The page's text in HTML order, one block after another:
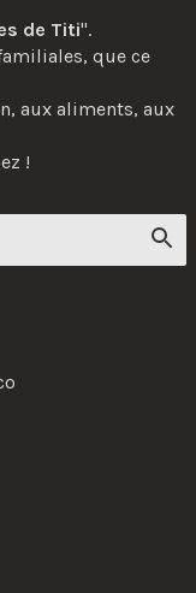
de Titi".
que ce
aux aliments, aux
!